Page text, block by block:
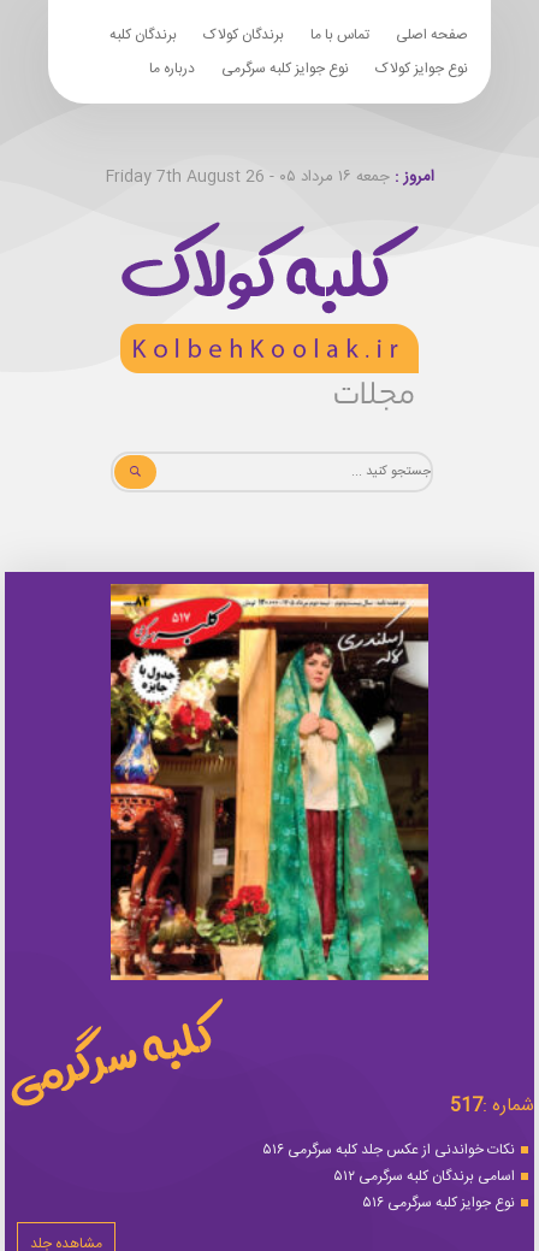
صفحه اصلی تماس با ما برندگان کولاک
برندگان کلبه
نوع جوایز کولاک
نوع جوایز کلبه سرگرمی درباره ما
امروز :جمعه ۱۶ مرداد ۰۵ - Friday 7th August 26
شماره :517
نکات خواندنی از عکس جلد کلبه سرگرمی ۵۱۶
اسامی برندگان کلبه سرگرمی ۵۱۲
نوع جوایز کلبه سرگرمی ۵۱۶
مشاهده جلد